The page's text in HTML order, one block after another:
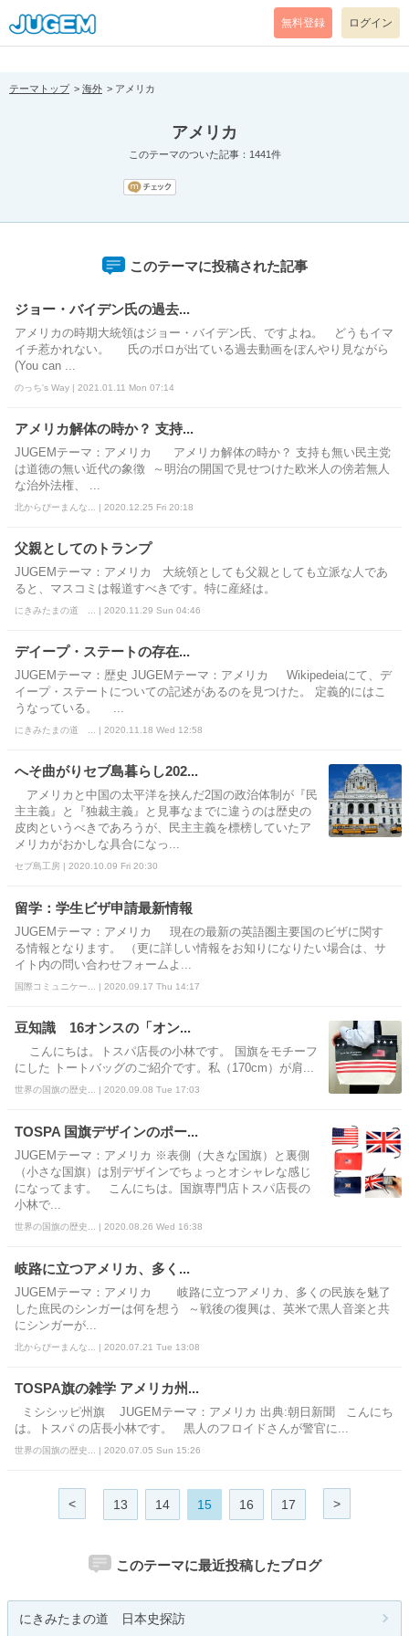
[pear_error: message="Success" code=0 mode=return level=notice
prefix="" info=""]
無料登録 ログイン
テーマトップ 海外 アメリカ
アメリカ
このテーマのついた記事：1441件
このテーマに投稿された記事
ジョー・バイデン氏の過去...
アメリカの時期大統領はジョー・バイデン氏、ですよね。 どうもイマ
イチ惹かれない。 氏のボロが出ている過去動画をぼんやり見ながら
(You can ...
のっち's Way | 2021.01.11 Mon 07:14
アメリカ解体の時か？ 支持...
JUGEMテーマ：アメリカ アメリカ解体の時か？ 支持も無い民主党
は道徳の無い近代の象徴 ～明治の開国で見せつけた欧米人の傍若無人
な治外法権、 ...
北からぴーまんな... | 2020.12.25 Fri 20:18
父親としてのトランプ
JUGEMテーマ：アメリカ 大統領としても父親としても立派な人であ
ると、マスコミは報道すべきです。特に産経は。
にきみたまの道 ... | 2020.11.29 Sun 04:46
デイープ・ステートの存在...
JUGEMテーマ：歴史 JUGEMテーマ：アメリカ Wikipedeiaにて、デ
イープ・ステートについての記述があるのを見つけた。 定義的にはこ
うなっている。 ...
にきみたまの道 ... | 2020.11.18 Wed 12:58
へそ曲がりセブ島暮らし202...
アメリカと中国の太平洋を挟んだ2国の政治体制が『民
主主義』と『独裁主義』と見事なまでに違うのは歴史の
皮肉というべきであろうが、民主主義を標榜していたア
メリカがおかしな具合になっ...
セブ島工房 | 2020.10.09 Fri 20:30
留学：学生ビザ申請最新情報
JUGEMテーマ：アメリカ 現在の最新の英語圏主要国のビザに関す
る情報となります。 （更に詳しい情報をお知りになりたい場合は、サ
イト内の問い合わせフォームよ...
国際コミュニケー... | 2020.09.17 Thu 14:17
豆知識 16オンスの「オン...
こんにちは。トスパ店長の小林です。 国旗をモチーフ
にした トートバッグのご紹介です。私（170cm）が肩...
世界の国旗の歴史... | 2020.09.08 Tue 17:03
TOSPA 国旗デザインのポー...
JUGEMテーマ：アメリカ ※表側（大きな国旗）と裏側
（小さな国旗）は別デザインでちょっとオシャレな感じ
になってます。 こんにちは。国旗専門店トスパ店長の
小林で...
世界の国旗の歴史... | 2020.08.26 Wed 16:38
岐路に立つアメリカ、多く...
JUGEMテーマ：アメリカ 岐路に立つアメリカ、多くの民族を魅了
した庶民のシンガーは何を想う ～戦後の復興は、英米で黒人音楽と共
にシンガーが...
北からぴーまんな... | 2020.07.21 Tue 13:08
TOSPA旗の雑学 アメリカ州...
ミシシッピ州旗 JUGEMテーマ：アメリカ 出典:朝日新聞 こんにち
は。トスパ の店長小林です。 黒人のフロイドさんが警官に...
世界の国旗の歴史... | 2020.07.05 Sun 15:26
< 13 14 15 16 17 >
このテーマに最近投稿したブログ
にきみたまの道 日本史探訪